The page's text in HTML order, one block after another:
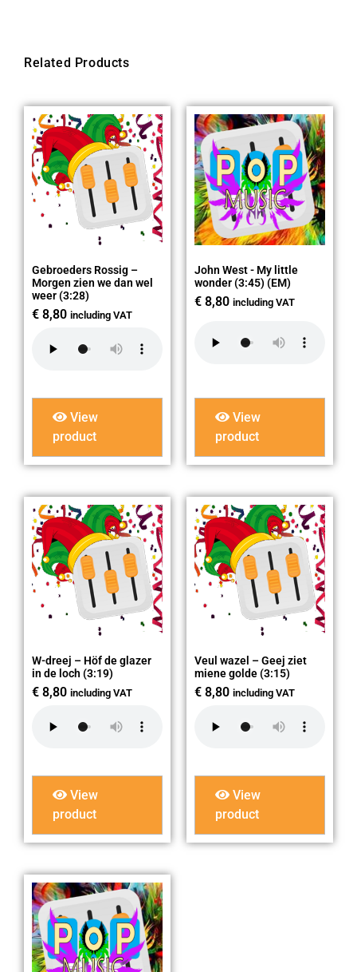
Related Products
Gebroeders Rossig –
Morgen zien we dan wel
weer (3:28)
€ 8,80 including VAT
View
product
John West - My little
wonder (3:45) (EM)
€ 8,80 including VAT
View
product
W-dreej – Höf de glazer
in de loch (3:19)
€ 8,80 including VAT
View
product
Veul wazel – Geej ziet
miene golde (3:15)
€ 8,80 including VAT
View
product